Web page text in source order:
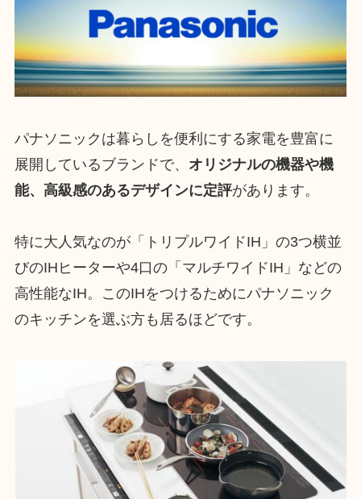
パナソニックは暮らしを便利にする家電を豊富に
展開しているブランドで、 オリジナルの機器や機
能、高級感のあるデザインに定評があります。
特に大人気なのが「トリプルワイドIH」の3つ横並
びのIHヒーターや4口の「マルチワイドIH」などの
高性能なIH。このIHをつけるためにパナソニック
のキッチンを選ぶ方も居るほどです。